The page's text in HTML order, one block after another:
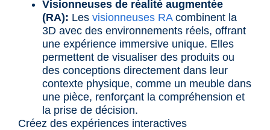
Visionneuses de réalité augmentée
(RA): Les visionneuses RAcombinent la
3D avec des environnements réels, offrant
une expérience immersive unique. Elles
permettent de visualiser des produits ou
des conceptions directement dans leur
contexte physique, comme un meuble dans
une pièce, renforçant la compréhension et
la prise de décision.
Créez des expériences interactives